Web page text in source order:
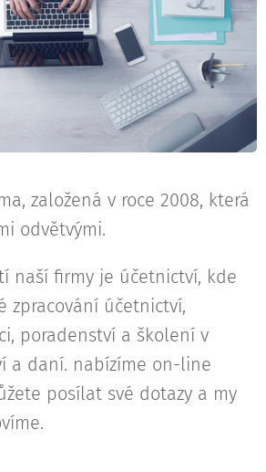
založená v roce 2008, která
odvětvými.
naší firmy je účetnictví, kde
zpracování účetnictví,
poradenství a školení v
a daní. nabízíme on-line
posílat své dotazy a my